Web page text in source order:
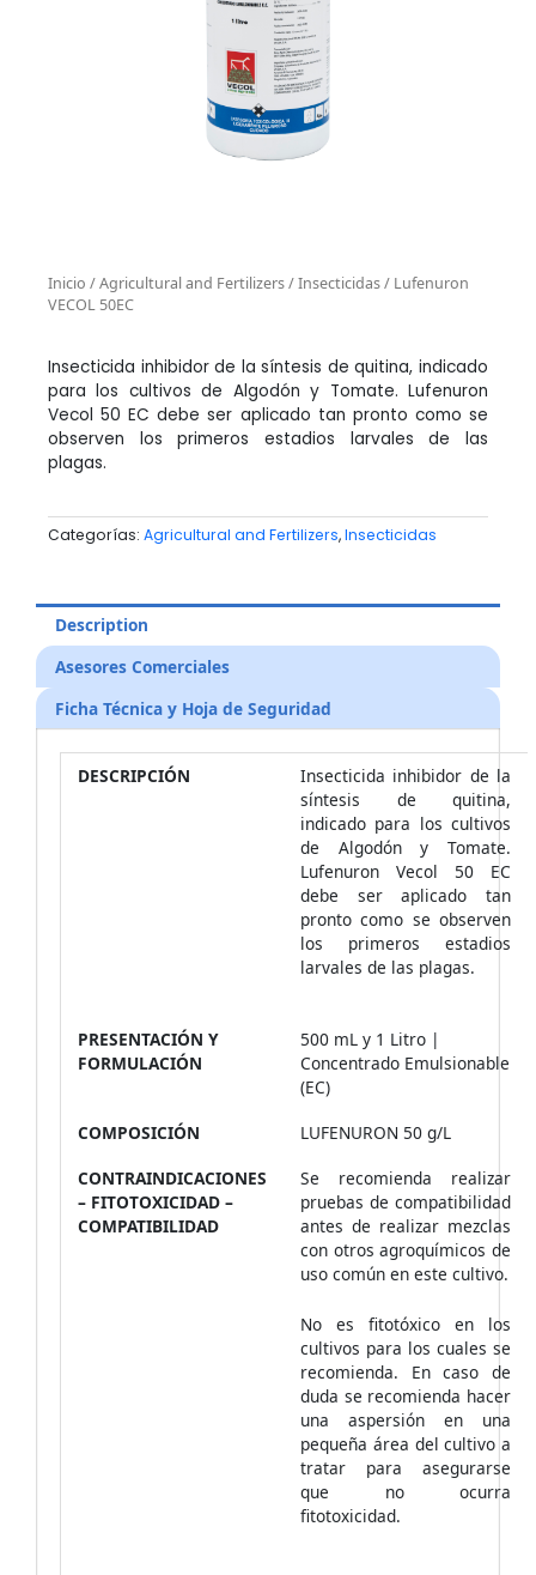
Inicio /Agricultural and Fertilizers/Insecticidas/ Lufenuron
VECOL 50EC
Insecticida inhibidor de la síntesis de quitina, indicado
para los cultivos de Algodón y Tomate. Lufenuron
Vecol 50 EC debe ser aplicado tan pronto como se
observen los primeros estadios larvales de las
plagas.
Categorías: Agricultural and Fertilizers,Insecticidas
Description
Asesores Comerciales
Ficha Técnica y Hoja de Seguridad
DESCRIPCIÓN
Insecticida inhibidor de la
síntesis de quitina,
indicado para los cultivos
de Algodón y Tomate.
Lufenuron Vecol 50 EC
debe ser aplicado tan
pronto como se observen
los primeros estadios
larvales de las plagas.
PRESENTACIÓN Y
FORMULACIÓN
500 mL y 1 Litro |
Concentrado Emulsionable
(EC)
COMPOSICIÓN
LUFENURON 50 g/L
CONTRAINDICACIONES
– FITOTOXICIDAD –
COMPATIBILIDAD
Se recomienda realizar
pruebas de compatibilidad
antes de realizar mezclas
con otros agroquímicos de
uso común en este cultivo.
No es fitotóxico en los
cultivos para los cuales se
recomienda. En caso de
duda se recomienda hacer
una aspersión en una
pequeña área del cultivo a
tratar para asegurarse
que no ocurra
fitotoxicidad.